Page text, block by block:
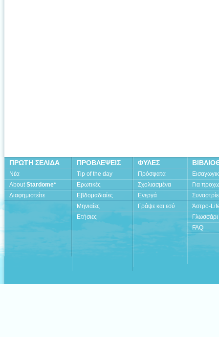
ΠΡΩΤΗ ΣΕΛΙΔΑ
Νέα
AboutStardome*
Διαφημιστείτε
ΠΡΟΒΛΕΨΕΙΣ
Tip of the day
Ερωτικές
Εβδομαδιαίες
Μηνιαίες
Ετήσιες
ΦΥΛΕΣ
Πρόσφατα
Σχολιασμένα
Ενεργά
Γράψε και εσύ
Για
Άστρο-
Γλωσσάρι
FAQ